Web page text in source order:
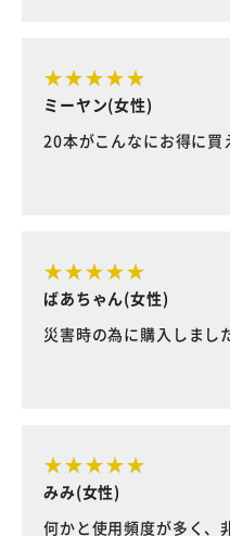
ミーヤン(女性)
20本がこんなにお得に買
ばあちゃん(女性)
災害時の為に購入しまし
みみ(女性)
何かと使用頻度が多く、